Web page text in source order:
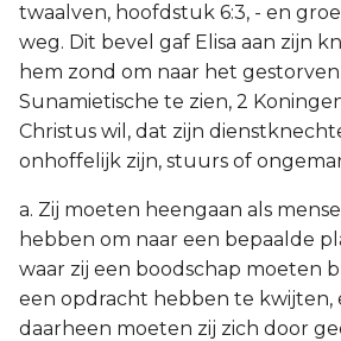
twaalven, hoofdstuk 6:3, - en
weg. Dit bevel gaf Elisa aan zijn
hem zond om naar het
Sunamietische te zien, 2
Christus wil, dat zijn
onhoffelijk zijn, stuurs of
a. Zij moeten heengaan als
hebben om naar een bepaalde
waar zij een boodschap moeten
een opdracht hebben te kwijten,
daarheen moeten zij zich door